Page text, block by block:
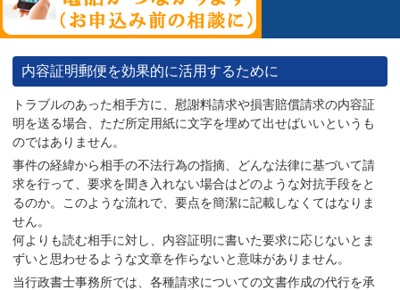
内容証明郵便を効果的に活用するために
トラブルのあった相手方に、慰謝料請求や損害賠償請求の内容証
明を送る場合、ただ所定用紙に文字を埋めて出せばいいというも
のではありません。
事件の経緯から相手の不法行為の指摘、どんな法律に基づいて請
求を行って、要求を聞き入れない場合はどのような対抗手段をと
るのか。このような流れで、要点を簡潔に記載しなくてはなりま
せん。
何よりも読む相手に対し、内容証明に書いた要求に応じないとま
ずいと思わせるような文章を作らないと意味がありません。
当行政書士事務所では、各種請求についての文書作成の代行を承